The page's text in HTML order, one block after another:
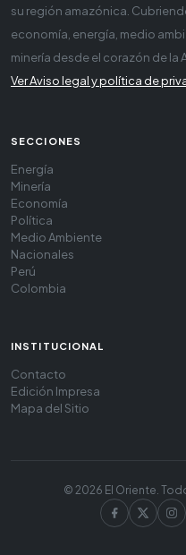
su región amazónica.
economía, energía, medio
minería desde el corazón de la
Ver Aviso legal y política de
SECCIONES
Energía
Minería
Economía
Política
Medio Ambiente
Nacionales
Perú
Colombia
INSTITUCIONAL
Contacto
Edición Impresa
Mapa del Sitio
© 2026 El Oriente.